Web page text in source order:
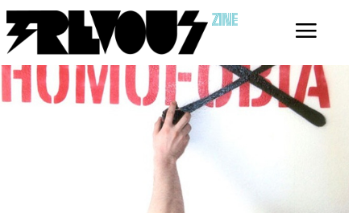
ZINE